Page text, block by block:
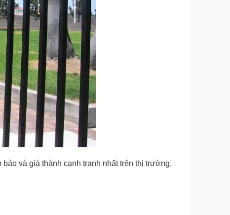
và giá thành cạnh tranh nhất trên thị trường.